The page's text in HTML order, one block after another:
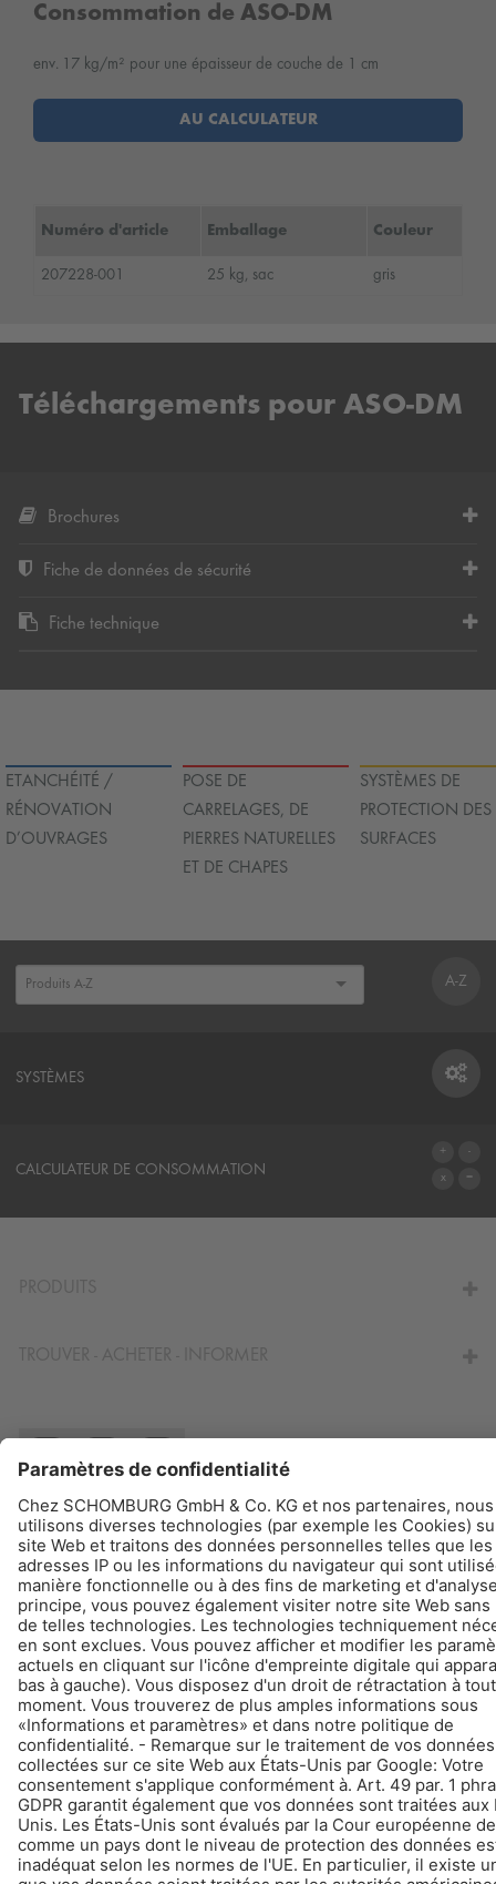
Consommation de ASO-DM
env. 17 kg/m² pour une épaisseur de couche de 1 cm
AU CALCULATEUR
Numéro d'article Emballage Couleur
207228-001 25 kg, sac gris
Téléchargements pour ASO-DM
Brochures
Fiche de données de sécurité
Fiche technique
ETANCHÉITÉ /
RÉNOVATION
D’OUVRAGES
POSE DE
CARRELAGES, DE
PIERRES NATURELLES
ET DE CHAPES
SYSTÈMES DE
PROTECTION DES
SURFACES
A-Z
SYSTÈMES
SYSTÈMES
CALCULATEUR DE CONSOMMATION
© Schomburg.Impression| La protection des données | Informations de protection des
données
Conception et réalisation +| LOUIS INTERNET